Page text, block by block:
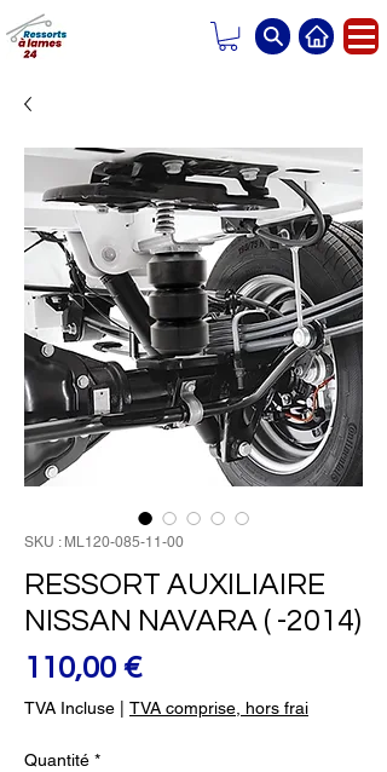
SKU : ML120-085-11-00
RESSORT AUXILIAIRE
NISSAN NAVARA ( -2014)
110,00 €Prix
TVA Incluse TVA comprise, hors frai
Quantité *